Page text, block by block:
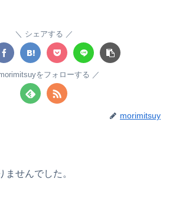
シェアする
をフォローする
morimitsuy
ませんでした。